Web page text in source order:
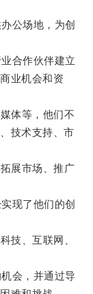
公场地，为创
合作伙伴建立
业机会和资
体等，他们不
技术支持、市
展市场、推广
现了他们的创
、互联网、
会，并通过导